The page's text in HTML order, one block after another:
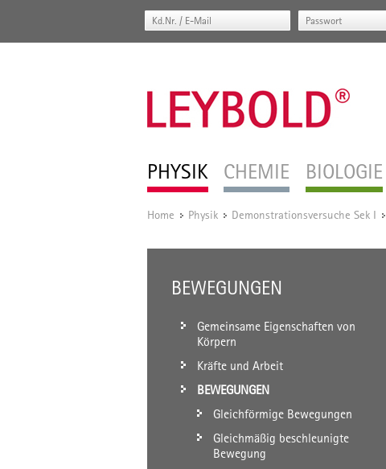
PHYSIK CHEMIE BIOLOGIE
Home / Physik / Demonstrationsversuche Sek I /
BEWEGUNGEN
Gemeinsame Eigenschaften von
Körpern
Kräfte und Arbeit
BEWEGUNGEN
Gleichförmige Bewegungen
Gleichmäßig beschleunigte
Bewegung